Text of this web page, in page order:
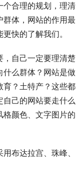
个合理的规划，理清
群体，网站的作用最
快的了解我们。
，自己一定要理清楚
什么群体？网站是做
育？土特产？这些都
己的网站要走什么
格颜色、文字图片的
布达拉宫、珠峰、